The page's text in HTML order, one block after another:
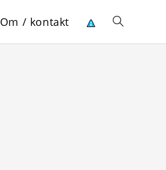
Om / kontakt Toggle